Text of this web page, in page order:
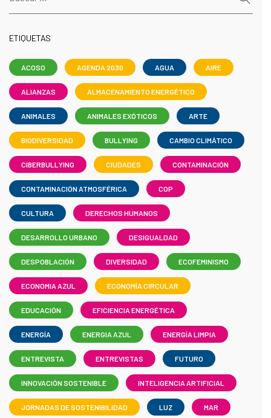
ETIQUETAS
ACOSO AGENDA 2030 AGUA AIRE
ALIANZAS ALMACENAMIENTO ENERGÉTICO
ANIMALES ANIMALES EXÓTICOS ARTE
BIODIVERSIDAD BULLYING CAMBIO CLIMÁTICO
CIBERBULLYING CIUDADES CONTAMINACIÓN
CONTAMINACIÓN ATMOSFÉRICA COP
CULTURA DERECHOS HUMANOS
DESARROLLO URBANO DESIGUALDAD
DESPOBLACIÓN DIVERSIDAD ECOFEMINISMO
ECONOMIA AZUL ECONOMÍA CIRCULAR
EDUCACIÓN EFICIENCIA ENERGÉTICA
ENERGÍA ENERGIA AZUL ENERGÍA LIMPIA
ENTREVISTA ENTREVISTAS FUTURO
INNOVACIÓN SOSTENIBLE INTELIGENCIA ARTIFICIAL
JORNADAS DE SOSTENIBILIDAD LUZ MAR